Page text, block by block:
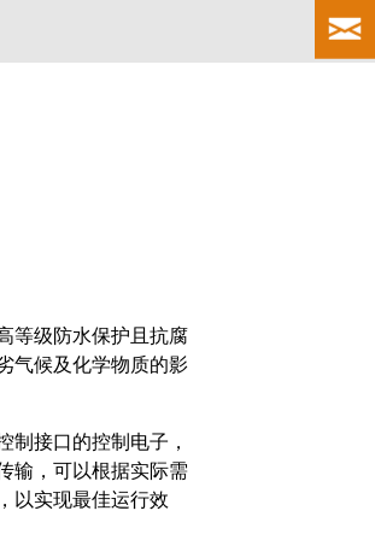
等级防水保护且抗腐
气候及化学物质的影
制接口的控制电子，
输，可以根据实际需
以实现最佳运行效